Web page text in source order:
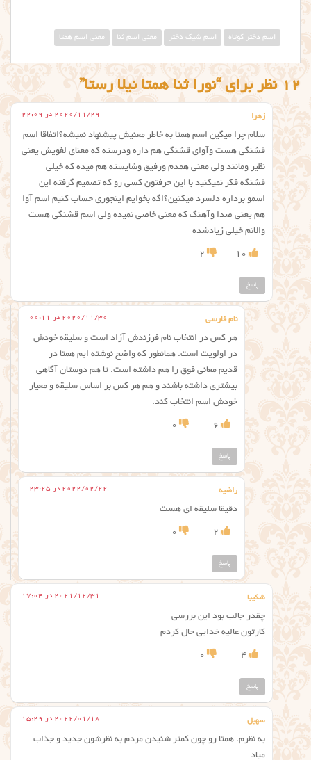
اسم دختر کوتاه اسم شیک دختر معنی اسم ثنا معنی اسم همتا
12 نظر برای “نورا ثنا همتا نیلا رستا”
زهرا 2020/11/29 در 22:09
سلام چرا میگین اسم همتا به خاطر معنیش پیشنهاد نمیشه؟اتفاقا اسم
قشنگی هست وآوای قشنگی هم داره ودرسته که معنای لغویش یعنی
نظیر ومانند ولی معنی همدم ورفیق وشایسته هم میده که خیلی
قشنگه فکر نمیکنید با این حرفتون کسی رو که تصمیم گرفته این
اسمو برداره دلسرد میکنین؟اگه بخوایم اینجوری حساب کنیم اسم آوا
هم یعنی صدا وآهنگ که معنی خاصی نمیده ولی اسم قشنگی هست
والانم خیلی زیادشده
10
2
پاسخ
نام فارسی 2020/11/30 در 00:11
هر کس در انتخاب نام فرزندش آزاد است و سلیقه خودش
در اولویت است. همانطور که واضح نوشته ایم همتا در
قدیم معانی فوق را هم داشته است. تا هم دوستان آگاهی
بیشتری داشته باشند و هم هر کس بر اساس سلیقه و معیار
خودش اسم انتخاب کند.
6
0
پاسخ
راضیه 2022/02/22 در 23:25
دقیقا سلیقه ای هست
2
0
پاسخ
شکیبا 2021/12/31 در 17:04
چقدر جالب بود این بررسی
کارتون عالیه خدایی حال کردم
4
0
پاسخ
سهیل 2022/01/18 در 15:29
به نظرم. همتا رو چون کمتر شنیدن مردم به نظرشون جدید و جذاب
میاد